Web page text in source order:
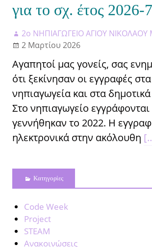
για το σχ. έτος 2026-7
2ο ΝΗΠΙΑΓΩΓΕΙΟ ΑΓΙΟΥ
2 Μαρτίου 2026
Αγαπητοί μας γονείς, σας
ότι ξεκίνησαν οι εγγραφές στα
νηπιαγωγεία και στα
Στο νηπιαγωγείο
γεννήθηκαν το 2022. Η
ηλεκτρονικά στην ακόλουθη
Kατηγορίες
Code Week
Project
STEAM
Ανακοινώσεις